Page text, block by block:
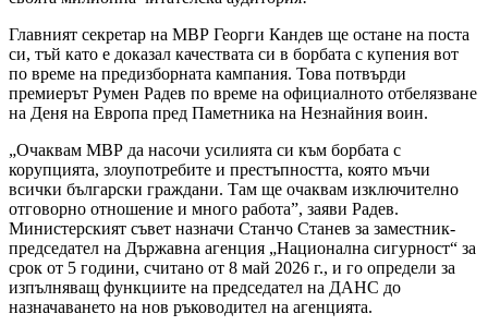
Главният секретар на МВР Георги Кандев ще остане на поста
си, тъй като е доказал качествата си в борбата с купения вот
по време на предизборната кампания. Това потвърди
премиерът Румен Радев по време на официалното отбелязване
на Деня на Европа пред Паметника на Незнайния воин.
„Очаквам МВР да насочи усилията си към борбата с
корупцията, злоупотребите и престъпността, която мъчи
всички български граждани. Там ще очаквам изключително
отговорно отношение и много работа”, заяви Радев.
Министерският съвет назначи Станчо Станев за заместник-
председател на Държавна агенция „Национална сигурност“ за
срок от 5 години, считано от 8 май 2026 г., и го определи за
изпълняващ функциите на председател на ДАНС до
назначаването на нов ръководител на агенцията.